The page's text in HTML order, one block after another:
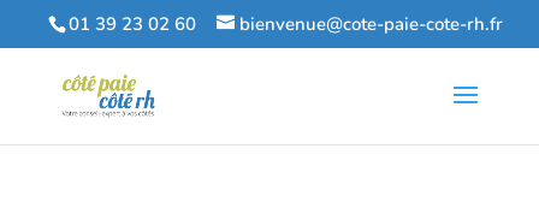
01 39 23 02 60 bienvenue@cote-paie-cote-rh.fr